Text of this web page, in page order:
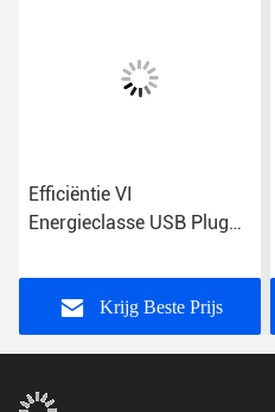
Efficiëntie VI
Energieclasse USB Plug
wisselstroominvoer voor
universeel gebruik
Krijg Beste Prijs